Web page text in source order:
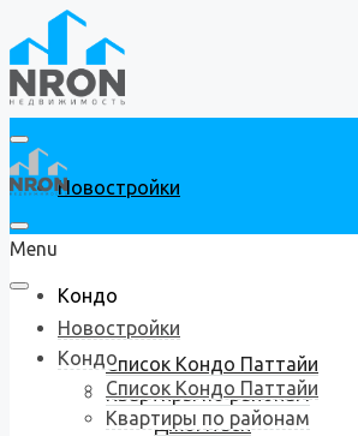
Новостройки
Кондо
Список Кондо Паттайи
Квартиры по районам
Джомтьен
Menu
Новостройки
Кондо
Список Кондо Паттайи
Квартиры по районам